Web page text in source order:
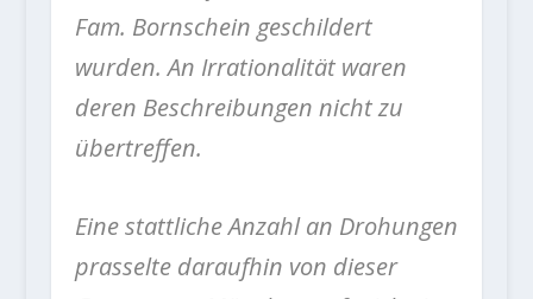
Fam. Bornschein geschildert
wurden. An Irrationalität waren
deren Beschreibungen nicht zu
übertreffen.
Eine stattliche Anzahl an Drohungen
prasselte daraufhin von dieser